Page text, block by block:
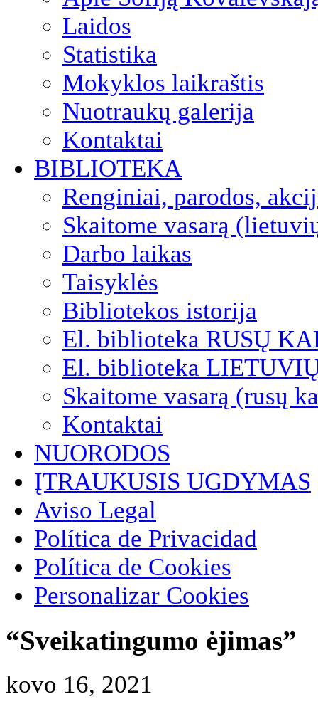
Laidos
Statistika
Mokyklos laikraštis
Nuotraukų galerija
Kontaktai
BIBLIOTEKA
Renginiai, parodos,
Skaitome vasarą
Darbo laikas
Taisyklės
Bibliotekos istorija
El. biblioteka RUSŲ
El. biblioteka
Skaitome vasarą (rusų
Kontaktai
NUORODOS
ĮTRAUKUSIS UGDYMAS
Aviso Legal
Política de Privacidad
Política de Cookies
Personalizar Cookies
“Sveikatingumo ėjimas”
kovo 16, 2021